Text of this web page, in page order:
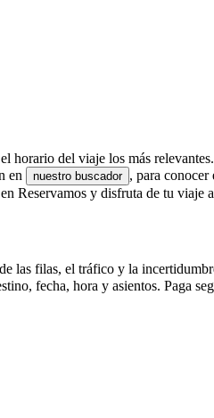
del viaje los más
en
nuestro buscador , para
Reservamos y disfruta de tu viaje
las filas, el tráfico y la
fecha, hora y asientos. Paga